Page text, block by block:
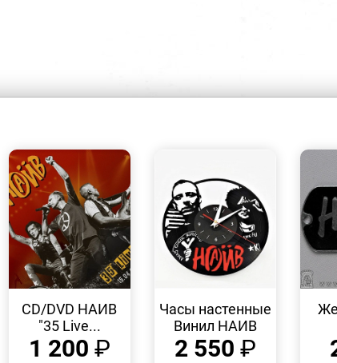
ПРОСМОТР
CD/DVD НАИВ
"35 Live...
1 200 ₽
Часы настенные
Винил НАИВ
2 550 ₽